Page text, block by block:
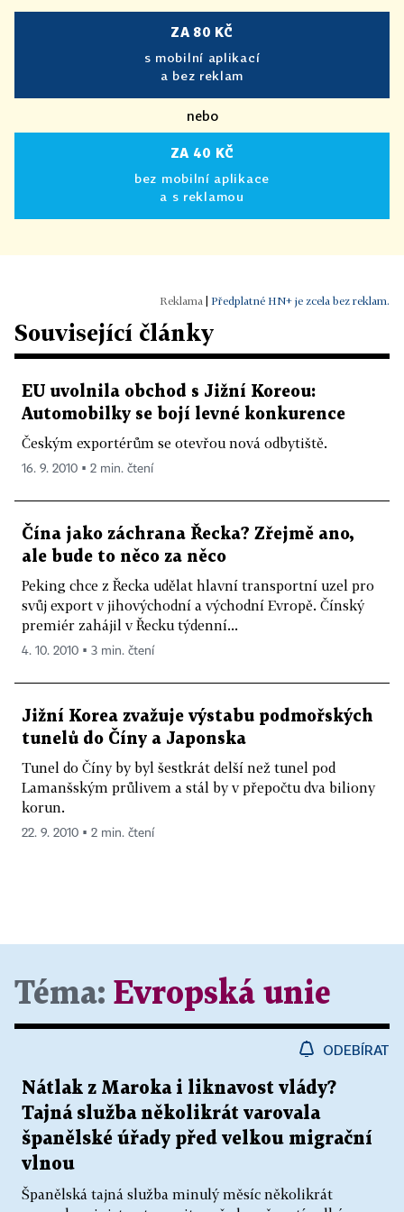
ZA 80 KČ
s mobilní aplikací
a bez reklam
nebo
ZA 40 KČ
bez mobilní aplikace
a s reklamou
Předplatné HN+ je zcela bez reklam.
Související články
EU uvolnila obchod s Jižní Koreou:
Automobilky se bojí levné konkurence
Českým exportérům se otevřou nová odbytiště.
16. 9. 2010 ▪ 2 min. čtení
Čína jako záchrana Řecka? Zřejmě ano,
ale bude to něco za něco
Peking chce z Řecka udělat hlavní transportní uzel pro
svůj export v jihovýchodní a východní Evropě. Čínský
premiér zahájil v Řecku týdenní...
4. 10. 2010 ▪ 3 min. čtení
Jižní Korea zvažuje výstabu podmořských
tunelů do Číny a Japonska
Tunel do Číny by byl šestkrát delší než tunel pod
Lamanšským průlivem a stál by v přepočtu dva biliony
korun.
22. 9. 2010 ▪ 2 min. čtení
Téma: Evropská unie
ODEBÍRAT
Nátlak z Maroka i liknavost vlády?
Tajná služba několikrát varovala
španělské úřady před velkou migrační
vlnou
Španělská tajná služba minulý měsíc několikrát